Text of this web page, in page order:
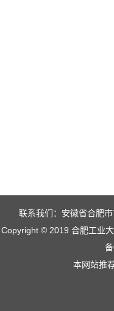
联系我们：安徽省合肥
Copyright © 2019 合肥工业
本网站推